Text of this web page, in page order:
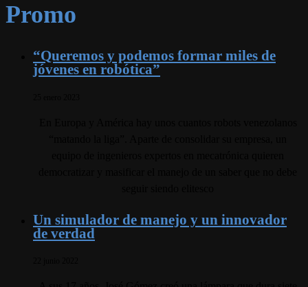
Promo
“Queremos y podemos formar miles de
jóvenes en robótica”
Un simulador de manejo y un innovador
de verdad